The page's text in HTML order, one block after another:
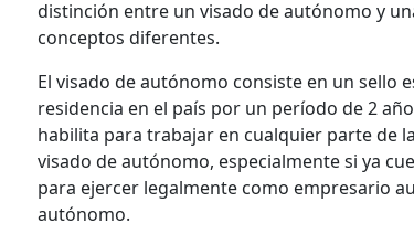
distinción entre un visado de autónomo y
conceptos diferentes.
El visado de autónomo consiste en un sello
residencia en el país por un período de 2
habilita para trabajar en cualquier parte de
visado de autónomo, especialmente si ya
para ejercer legalmente como empresario
autónomo.